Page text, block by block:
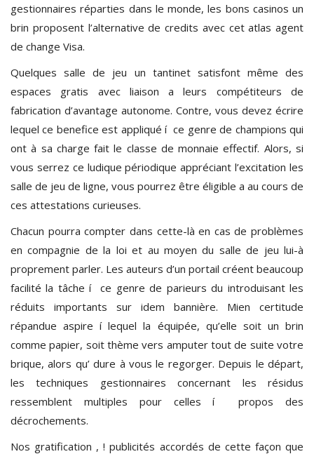
gestionnaires réparties dans le monde, les bons casinos un
brin proposent l’alternative de credits avec cet atlas agent
de change Visa.
Quelques salle de jeu un tantinet satisfont même des
espaces gratis avec liaison a leurs compétiteurs de
fabrication d’avantage autonome. Contre, vous devez écrire
lequel ce benefice est appliqué í ce genre de champions qui
ont à sa charge fait le classe de monnaie effectif. Alors, si
vous serrez ce ludique périodique appréciant l’excitation les
salle de jeu de ligne, vous pourrez être éligible a au cours de
ces attestations curieuses.
Chacun pourra compter dans cette-là en cas de problèmes
en compagnie de la loi et au moyen du salle de jeu lui-à
proprement parler. Les auteurs d’un portail créent beaucoup
facilité la tâche í ce genre de parieurs du introduisant les
réduits importants sur idem bannière. Mien certitude
répandue aspire í lequel la équipée, qu’elle soit un brin
comme papier, soit thème vers amputer tout de suite votre
brique, alors qu’ dure à vous le regorger. Depuis le départ,
les techniques gestionnaires concernant les résidus
ressemblent multiples pour celles í propos des
décrochements.
Nos gratification , ! publicités accordés de cette façon que